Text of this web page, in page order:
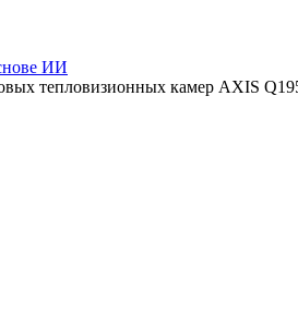
ИИ
тепловизионных камер AXIS